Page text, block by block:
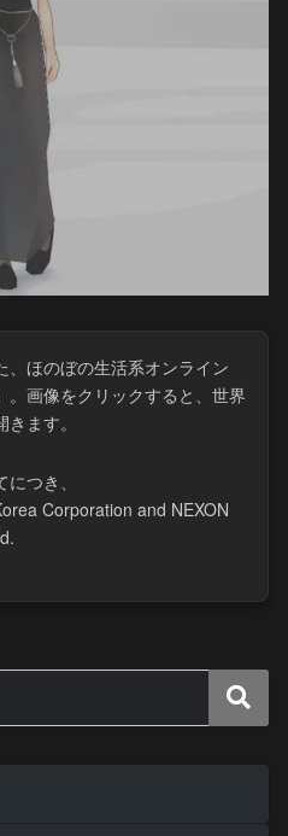
ほのぼの生活系オンライン
。画像をクリックすると、世界
ます。
つき、
Corporation and NEXON